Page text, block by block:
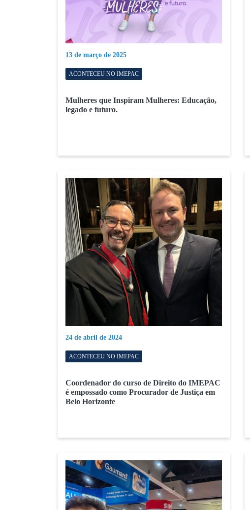
13 de março de 2025
ACONTECEU NO IMEPAC
Mulheres que Inspiram Mulheres: Educação,
legado e futuro.
24 de abril de 2024
ACONTECEU NO IMEPAC
Coordenador do curso de Direito do IMEPAC
é empossado como Procurador de Justiça em
Belo Horizonte